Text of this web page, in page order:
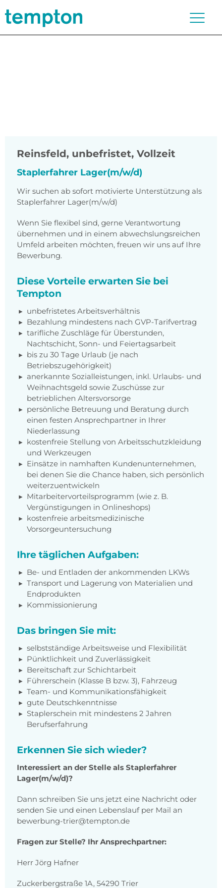
Reinsfeld, unbefristet, Vollzeit
Staplerfahrer Lager(m/w/d)
Wir suchen ab sofort motivierte Unterstützung als
Staplerfahrer Lager(m/w/d)
Wenn Sie flexibel sind, gerne Verantwortung
übernehmen und in einem abwechslungsreichen
Umfeld arbeiten möchten, freuen wir uns auf Ihre
Bewerbung.
Diese Vorteile erwarten Sie bei
Tempton
unbefristetes Arbeitsverhältnis
Bezahlung mindestens nach GVP-Tarifvertrag
tarifliche Zuschläge für Überstunden,
Nachtschicht, Sonn- und Feiertagsarbeit
bis zu 30 Tage Urlaub (je nach
Betriebszugehörigkeit)
anerkannte Sozialleistungen, inkl. Urlaubs- und
Weihnachtsgeld sowie Zuschüsse zur
betrieblichen Altersvorsorge
persönliche Betreuung und Beratung durch
einen festen Ansprechpartner in Ihrer
Niederlassung
kostenfreie Stellung von Arbeitsschutzkleidung
und Werkzeugen
Einsätze in namhaften Kundenunternehmen,
bei denen Sie die Chance haben, sich persönlich
weiterzuentwickeln
Mitarbeitervorteilsprogramm (wie z. B.
Vergünstigungen in Onlineshops)
kostenfreie arbeitsmedizinische
Vorsorgeuntersuchung
Ihre täglichen Aufgaben:
Be- und Entladen der ankommenden LKWs
Transport und Lagerung von Materialien und
Endprodukten
Kommissionierung
Das bringen Sie mit:
selbstständige Arbeitsweise und Flexibilität
Pünktlichkeit und Zuverlässigkeit
Bereitschaft zur Schichtarbeit
Führerschein (Klasse B bzw. 3), Fahrzeug
Team- und Kommunikationsfähigkeit
gute Deutschkenntnisse
Staplerschein mit mindestens 2 Jahren
Berufserfahrung
Erkennen Sie sich wieder?
Interessiert an der Stelle als Staplerfahrer
Lager(m/w/d)?
Dann schreiben Sie uns jetzt eine Nachricht oder
senden Sie und einen Lebenslauf per Mail an
bewerbung-trier@tempton.de
Fragen zur Stelle? Ihr Ansprechpartner:
Herr Jörg Hafner
Zuckerbergstraße 1A, 54290 Trier